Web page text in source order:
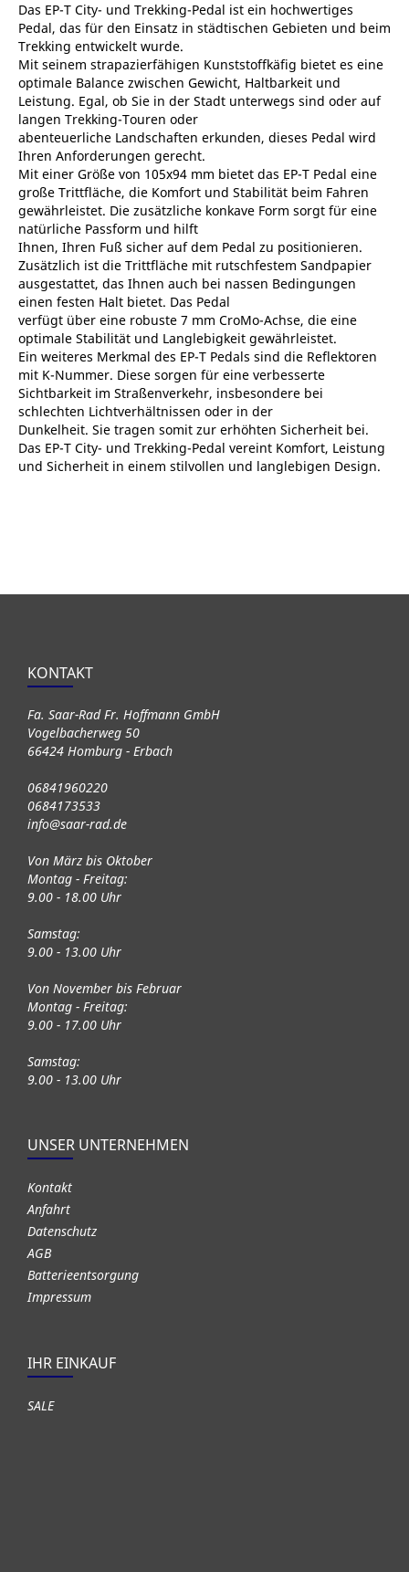
Das EP-T City- und Trekking-Pedal ist ein hochwertiges
Pedal, das für den Einsatz in städtischen Gebieten und beim
Trekking entwickelt wurde.
Mit seinem strapazierfähigen Kunststoffkäfig bietet es eine
optimale Balance zwischen Gewicht, Haltbarkeit und
Leistung. Egal, ob Sie in der Stadt unterwegs sind oder auf
langen Trekking-Touren oder
abenteuerliche Landschaften erkunden, dieses Pedal wird
Ihren Anforderungen gerecht.
Mit einer Größe von 105x94 mm bietet das EP-T Pedal eine
große Trittfläche, die Komfort und Stabilität beim Fahren
gewährleistet. Die zusätzliche konkave Form sorgt für eine
natürliche Passform und hilft
Ihnen, Ihren Fuß sicher auf dem Pedal zu positionieren.
Zusätzlich ist die Trittfläche mit rutschfestem Sandpapier
ausgestattet, das Ihnen auch bei nassen Bedingungen
einen festen Halt bietet. Das Pedal
verfügt über eine robuste 7 mm CroMo-Achse, die eine
optimale Stabilität und Langlebigkeit gewährleistet.
Ein weiteres Merkmal des EP-T Pedals sind die Reflektoren
mit K-Nummer. Diese sorgen für eine verbesserte
Sichtbarkeit im Straßenverkehr, insbesondere bei
schlechten Lichtverhältnissen oder in der
Dunkelheit. Sie tragen somit zur erhöhten Sicherheit bei.
Das EP-T City- und Trekking-Pedal vereint Komfort, Leistung
und Sicherheit in einem stilvollen und langlebigen Design.
KONTAKT
Fa. Saar-Rad Fr. Hoffmann GmbH
Vogelbacherweg 50
66424 Homburg - Erbach
06841960220
0684173533
info@saar-rad.de
Von März bis Oktober
Montag - Freitag:
9.00 - 18.00 Uhr
Samstag:
9.00 - 13.00 Uhr
Von November bis Februar
Montag - Freitag:
9.00 - 17.00 Uhr
Samstag:
9.00 - 13.00 Uhr
UNSER UNTERNEHMEN
Kontakt
Anfahrt
Datenschutz
AGB
Batterieentsorgung
Impressum
IHR EINKAUF
SALE